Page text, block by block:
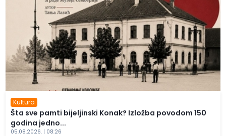
Kultura
Šta sve pamti bijeljinski Konak? Izložba povodom 150
godina jedno...
05.08.2026. | 08:26